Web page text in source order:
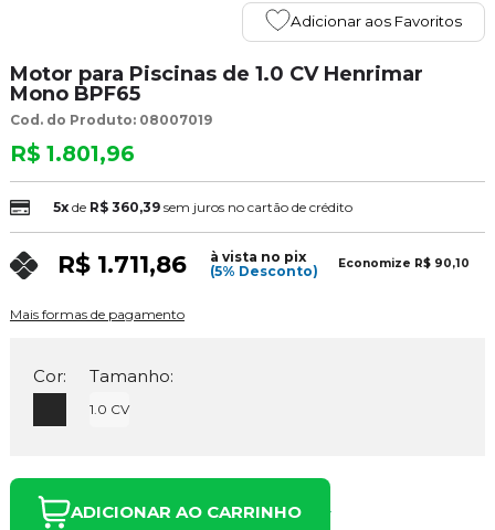
Adicionar aos Favoritos
Motor para Piscinas de 1.0 CV Henrimar
Mono BPF65
Cod. do Produto: 08007019
R$ 1.801,96
5xde R$ 360,39 sem juros no cartão de crédito
R$ 1.711,86
à vista no pix
(5% Desconto)
Economize R$ 90,10
Mais formas de pagamento
Cor: Tamanho:
1.0 CV
ADICIONAR AO CARRINHO